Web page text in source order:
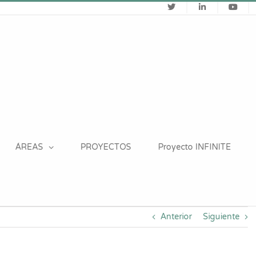
ÁREAS PROYECTOS Proyecto INFINITE
Anterior Siguiente